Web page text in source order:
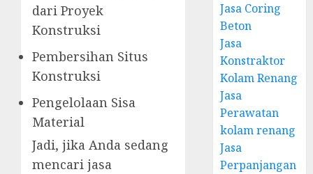
dari Proyek
Konstruksi
Pembersihan Situs
Konstruksi
Pengelolaan Sisa
Material
Jadi, jika Anda sedang
mencari jasa
Jasa Coring
Beton
Jasa
Konstraktor
Kolam Renang
Jasa
Perawatan
kolam renang
Jasa
Perpanjangan